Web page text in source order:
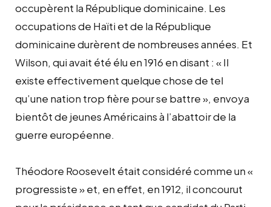
occupèrent la République dominicaine. Les
occupations de Haïti et de la République
dominicaine durèrent de nombreuses années. Et
Wilson, qui avait été élu en 1916 en disant : « Il
existe effectivement quelque chose de tel
qu’une nation trop fière pour se battre », envoya
bientôt de jeunes Américains à l’abattoir de la
guerre européenne.
Théodore Roosevelt était considéré comme un «
progressiste » et, en effet, en 1912, il concourut